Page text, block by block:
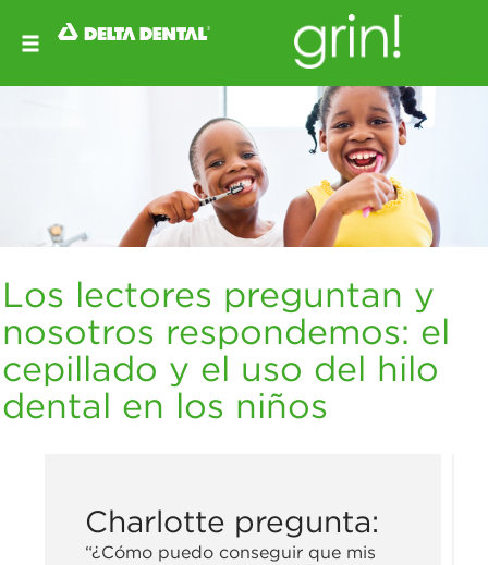
Los lectores preguntan y
nosotros respondemos: el
cepillado y el uso del hilo
dental en los niños
Charlotte pregunta:
“¿Cómo puedo conseguir que mis